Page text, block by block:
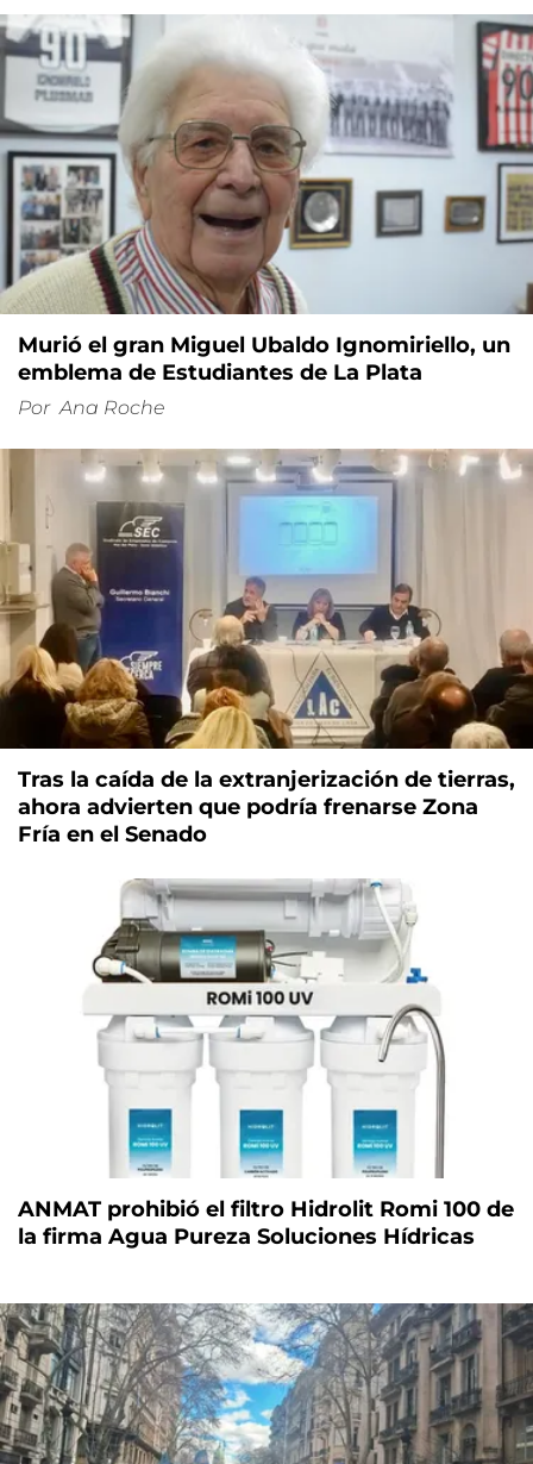
Murió el gran Miguel Ubaldo Ignomiriello, un
emblema de Estudiantes de La Plata
Por Ana Roche
Tras la caída de la extranjerización de tierras,
ahora advierten que podría frenarse Zona
Fría en el Senado
ANMAT prohibió el filtro Hidrolit Romi 100 de
la firma Agua Pureza Soluciones Hídricas